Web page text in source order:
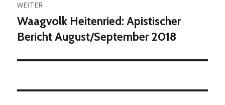
WEITER
Nächster
Beitrag:
Waagvolk Heitenried: Apistischer
Bericht August/September 2018